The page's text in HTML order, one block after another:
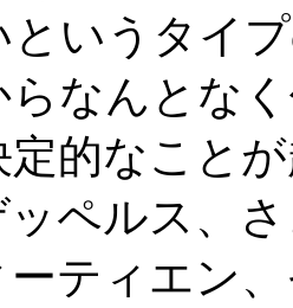
というタイ
らなんとな
的なこと
ペルス、
ティエン